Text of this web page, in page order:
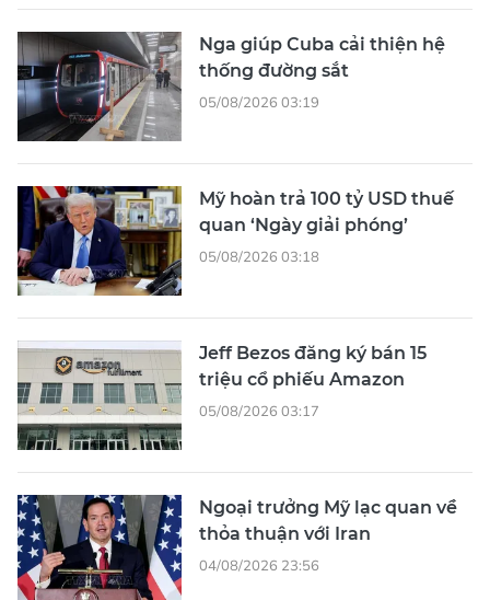
Nga giúp Cuba cải thiện hệ
thống đường sắt
05/08/2026 03:19
Mỹ hoàn trả 100 tỷ USD thuế
quan ‘Ngày giải phóng’
05/08/2026 03:18
Jeff Bezos đăng ký bán 15
triệu cổ phiếu Amazon
05/08/2026 03:17
Ngoại trưởng Mỹ lạc quan về
thỏa thuận với Iran
04/08/2026 23:56